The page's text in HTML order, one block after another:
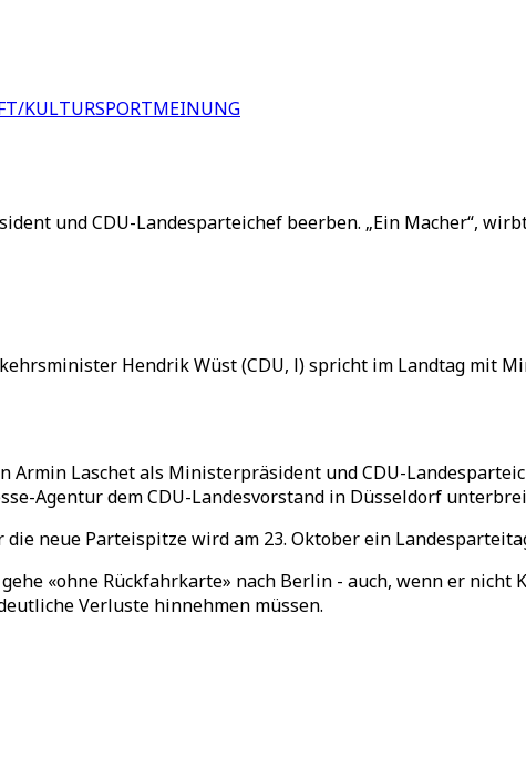
KULTURSPORTMEINUNG
und CDU-Landesparteichef beerben. „Ein Macher“,
Hendrik Wüst (CDU, l) spricht im Landtag mit
Laschet als Ministerpräsident und CDU-
Agentur dem CDU-Landesvorstand in Düsseldorf
neue Parteispitze wird am 23. Oktober ein
«ohne Rückfahrkarte» nach Berlin - auch, wenn er nicht
Verluste hinnehmen müssen.